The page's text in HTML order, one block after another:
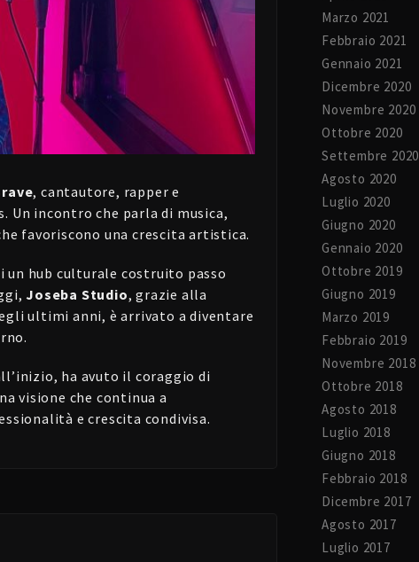
, cantautore, rapper e
Un incontro che parla di musica,
favoriscono una crescita artistica.
un hub culturale costruito passo
Joseba Studio, grazie alla
ultimi anni, è arrivato a diventare
ha avuto il coraggio di
visione che continua a
e crescita condivisa.
Marzo 2021
Febbraio 2021
Gennaio 2021
Dicembre 2020
Novembre 2020
Ottobre 2020
Settembre 2020
Agosto 2020
Luglio 2020
Giugno 2020
Gennaio 2020
Ottobre 2019
Giugno 2019
Marzo 2019
Febbraio 2019
Novembre 2018
Ottobre 2018
Agosto 2018
Luglio 2018
Giugno 2018
Febbraio 2018
Dicembre 2017
Agosto 2017
Luglio 2017